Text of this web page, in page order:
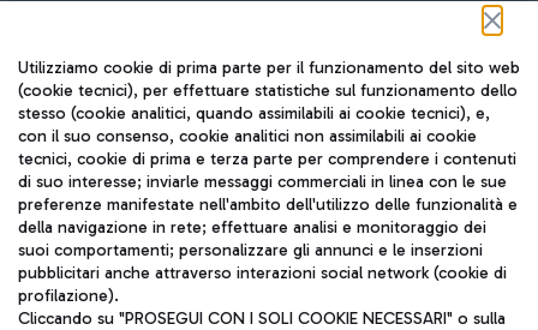
Seguici sui social
TRAVEL JOURNAL
ITA
Utilizziamo cookie di prima parte per il funzionamento del sito web
(cookie tecnici), per effettuare statistiche sul funzionamento dello
stesso (cookie analitici, quando assimilabili ai cookie tecnici), e,
con il suo consenso, cookie analitici non assimilabili ai cookie
tecnici, cookie di prima e terza parte per comprendere i contenuti
di suo interesse; inviarle messaggi commerciali in linea con le sue
preferenze manifestate nell'ambito dell'utilizzo delle funzionalità e
della navigazione in rete; effettuare analisi e monitoraggio dei
suoi comportamenti; personalizzare gli annunci e le inserzioni
pubblicitari anche attraverso interazioni social network (cookie di
profilazione).
Cliccando su "PROSEGUI CON I SOLI COOKIE NECESSARI" o sulla